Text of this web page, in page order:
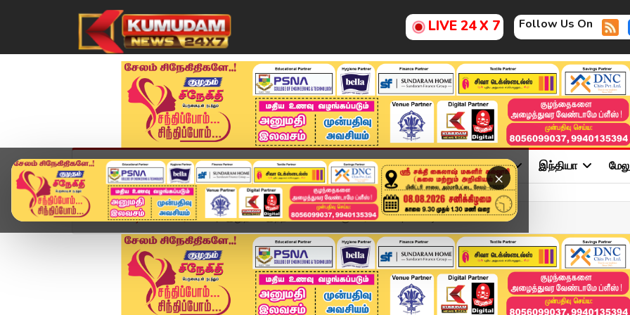
LIVE 24 X 7 Follow Us On
×
முகப்பு விளையாட்டு அண்மை தமிழ்நாடு சினிமா அரசியல் விளையாட்டு இந்தியா
Home வீடியோ ஸ்டோரி அட இதுதான் இந்த Costume-க்கு காரணமா ? | #tvkvij...